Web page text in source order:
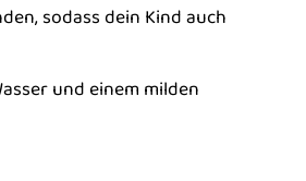
sodass dein Kind auch
und einem milden